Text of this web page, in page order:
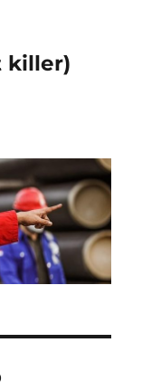
killer)